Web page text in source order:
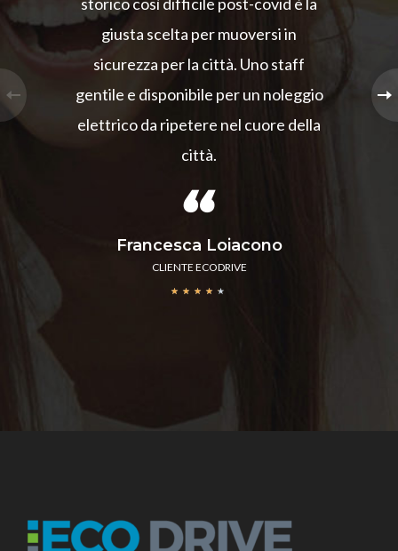
giusta scelta per muoversi in
sicurezza per la città. Uno staff
gentile e disponibile per un noleggio
elettrico da ripetere nel cuore della
città.
Francesca Loiacono
CLIENTE ECODRIVE
★ ★ ★ ★ ★